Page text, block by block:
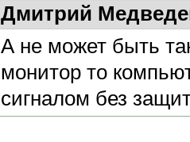
Дмитрий
А не может быть
монитор то
сигналом без